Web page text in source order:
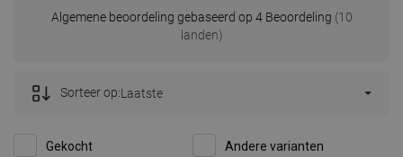
Algemene beoordeling gebaseerd op 4 Beoordeling (10
landen)
Gekocht Andere varianten
Sorteer op:Laatste